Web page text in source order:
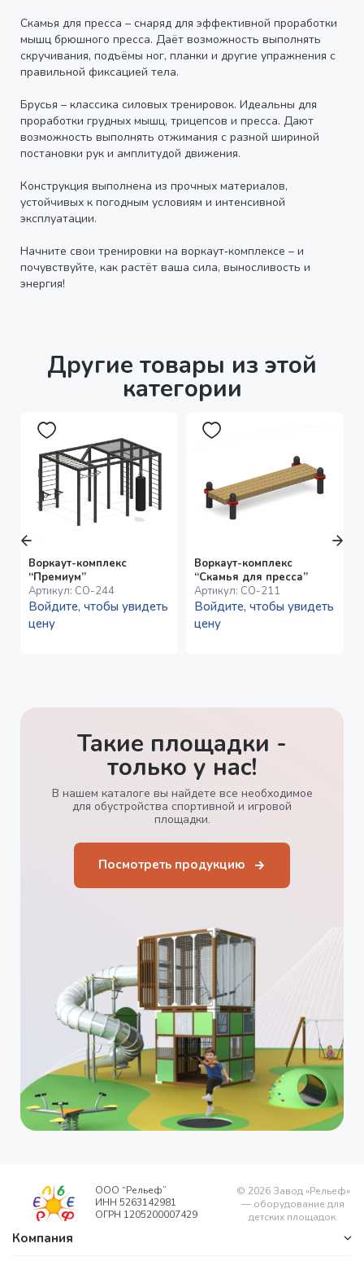
Скамья для пресса – снаряд для эффективной проработки
мышц брюшного пресса. Даёт возможность выполнять
скручивания, подъёмы ног, планки и другие упражнения с
правильной фиксацией тела.
Брусья – классика силовых тренировок. Идеальны для
проработки грудных мышц, трицепсов и пресса. Дают
возможность выполнять отжимания с разной шириной
постановки рук и амплитудой движения.
Конструкция выполнена из прочных материалов,
устойчивых к погодным условиям и интенсивной
эксплуатации.
Начните свои тренировки на воркаут‑комплексе – и
почувствуйте, как растёт ваша сила, выносливость и
энергия!
Другие товары из этой
категории
Воркаут-комплекс
“Премиум”
Артикул: СО-244
Войдите, чтобы увидеть
цену
Воркаут-комплекс
“Скамья для пресса”
Артикул: СО-211
Войдите, чтобы увидеть
цену
Такие площадки -
только у нас!
В нашем каталоге вы найдете все необходимое
для обустройства спортивной и игровой
площадки.
Посмотреть продукцию
ООО “Рельеф”
ИНН 5263142981
ОГРН 1205200007429
© 2026Завод «Рельеф»
— оборудование для
детских площадок.
Компания